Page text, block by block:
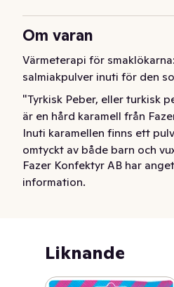
Om varan
Värmeterapi för
salmiakpulver inuti för den
"Tyrkisk Peber, eller turkisk
är en hård karamell från
Inuti karamellen finns ett
omtyckt av både barn och
dig som är vegan då Tyrkisk
Fazer Konfektyr AB har
information.
Liknande